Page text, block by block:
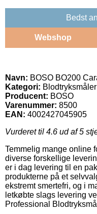
Bedst
Webshop
Navn: BOSO BO200
Kategori: Blodtryksmåler
Producent: BOSO
Varenummer: 8500
EAN: 4002427045905
Vurderet til 4.6 ud af 5
Temmelig mange online
diverse forskellige
er i dag levering til en
produkterne på et
ekstremt smertefri, og i
letkøbte slags levering
Professional